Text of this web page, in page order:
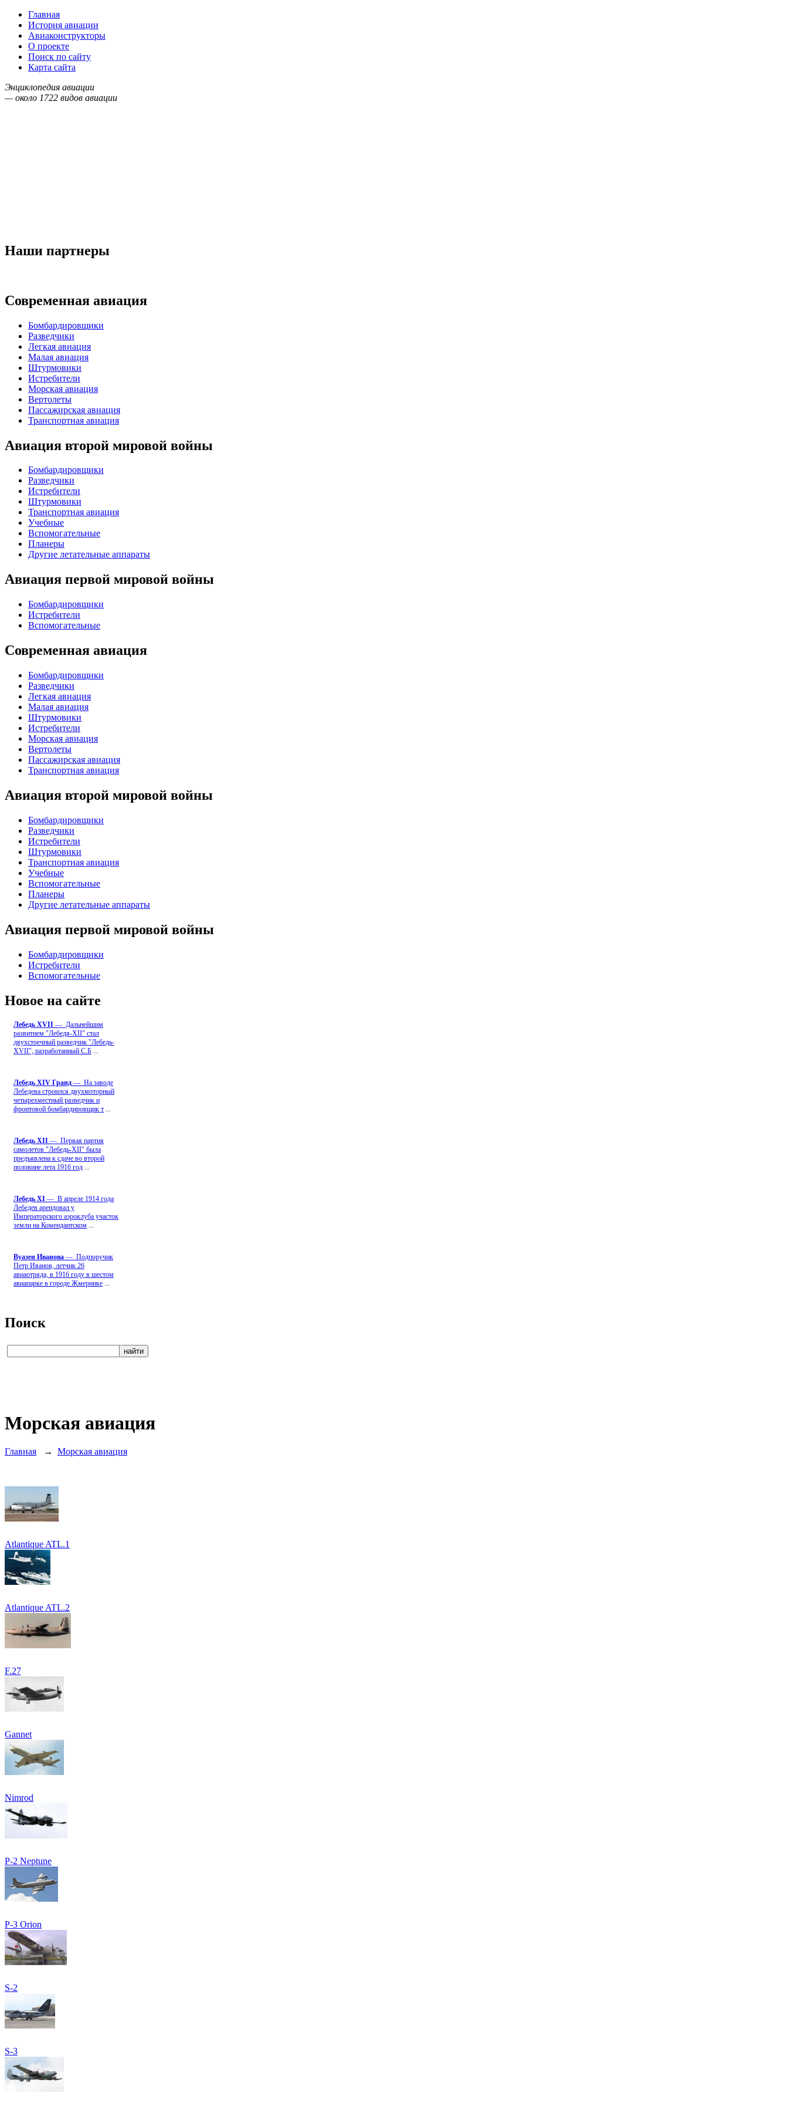
Главная
История авиации
Авиаконструкторы
О проекте
Поиск по сайту
Карта сайта
Энциклопедия авиации
— около 1722 видов авиации
Наши партнеры
Современная авиация
Бомбардировщики
Разведчики
Легкая авиация
Малая авиация
Штурмовики
Истребители
Морская авиация
Вертолеты
Пассажирская авиация
Транспортная авиация
Авиация второй мировой войны
Бомбардировщики
Разведчики
Истребители
Штурмовики
Транспортная авиация
Учебные
Вспомогательные
Планеры
Другие летательные аппараты
Авиация первой мировой войны
Бомбардировщики
Истребители
Вспомогательные
Современная авиация
Бомбардировщики
Разведчики
Легкая авиация
Малая авиация
Штурмовики
Истребители
Морская авиация
Вертолеты
Пассажирская авиация
Транспортная авиация
Авиация второй мировой войны
Бомбардировщики
Разведчики
Истребители
Штурмовики
Транспортная авиация
Учебные
Вспомогательные
Планеры
Другие летательные аппараты
Авиация первой мировой войны
Бомбардировщики
Истребители
Вспомогательные
Новое на сайте
Лебедь ХVII — Дальнейшим
развитием "Лебедя-ХII" стал
двухстоечный разведчик "Лебедь-
XVII", разработанный С.Б
Лебедь ХIV Гранд — На заводе
Лебедева строился двухмоторный
четырехместный разведчик и
фронтовой бомбардировщик т
Лебедь ХII — Первая партия
самолетов "Лебедь-ХII" была
предъявлена к сдаче во второй
половине лета 1916 год
Лебедь ХI — В апреле 1914 года
Лебедев арендовал у
Императорского аэроклуба участок
земли на Комендантском
Вуазен Иванова — Подпоручик
Петр Иванов, летчик 26
авиаотряда, в 1916 году в шестом
авиапарке в городе Жмеринке
Поиск
Морская авиация
Главная → Морская авиация
Atlantique ATL.1
Atlantique ATL.2
F.27
Gannet
Nimrod
P-2 Neptune
P-3 Orion
S-2
S-3